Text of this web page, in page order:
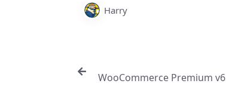
Harry
WooCommerce Premium